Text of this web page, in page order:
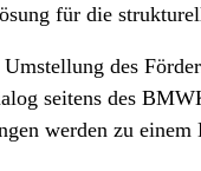
für die
Umstellung des
seitens des
werden zu